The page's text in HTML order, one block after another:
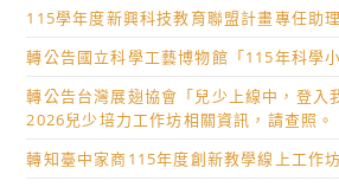
115學年度新興科技教育聯盟計畫專任助
轉公告國立科學工藝博物館「115年科學
轉公告台灣展翅協會「兒少上線中，登入
2026兒少培力工作坊相關資訊，請查照。
轉知臺中家商115年度創新教學線上工作坊